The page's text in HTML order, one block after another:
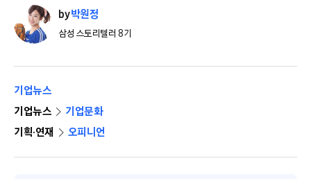
by박원정
삼성 스토리텔러 8기
기업뉴스
기업뉴스
기업문화
기획·연재
오피니언